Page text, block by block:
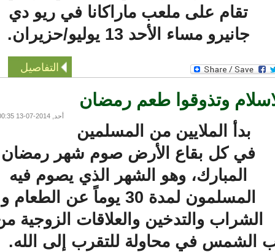
تقام على ملعب ماراكانا في ريو دي
جانيرو مساء الأحد 13 يوليو/حزيران.
التفاصيل
وتذوقوا طعم رمضان
بدأ الملايين من المسلمين
في كل بقاع الأرض صوم شهر رمضان
المبارك، وهو الشهر الذي يصوم فيه
المسلمون لمدة 30 يوماً عن الطعام و
والتدخين والعلاقات الزوجية من
في محاولة للتقرب إلى الله.